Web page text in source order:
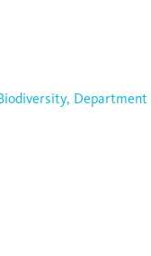
Department